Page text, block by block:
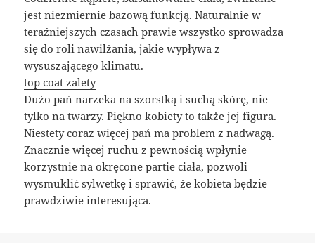
jest niezmiernie bazową funkcją. Naturalnie w
teraźniejszych czasach prawie wszystko sprowadza
się do roli nawilżania, jakie wypływa z
wysuszającego klimatu.
top coat zalety
Dużo pań narzeka na szorstką i suchą skórę, nie
tylko na twarzy. Piękno kobiety to także jej figura.
Niestety coraz więcej pań ma problem z nadwagą.
Znacznie więcej ruchu z pewnością wpłynie
korzystnie na okręcone partie ciała, pozwoli
wysmuklić sylwetkę i sprawić, że kobieta będzie
prawdziwie interesująca.